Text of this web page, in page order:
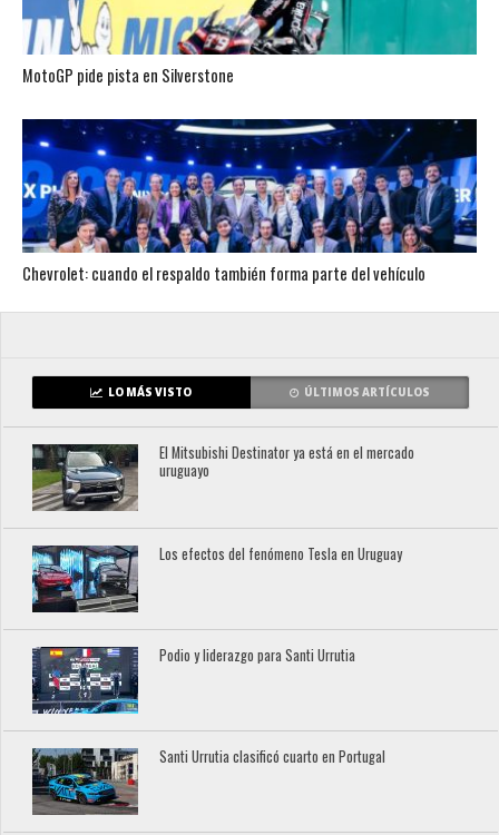
MotoGP pide pista en Silverstone
Chevrolet: cuando el respaldo también forma parte del vehículo
LO MÁS VISTO ÚLTIMOS ARTÍCULOS
El Mitsubishi Destinator ya está en el mercado
uruguayo
Los efectos del fenómeno Tesla en Uruguay
Podio y liderazgo para Santi Urrutia
Santi Urrutia clasificó cuarto en Portugal